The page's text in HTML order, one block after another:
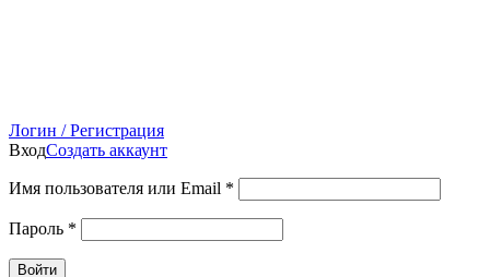
Логин / Регистрация
ВходСоздать аккаунт
Имя пользователя или Email *
Пароль *
Войти